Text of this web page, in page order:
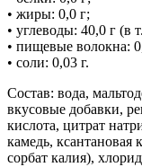
• жиры: 0,0 г;
• углеводы: 40,0 г (в
• пищевые волокна:
• соли: 0,03 г.
Состав: вода,
вкусовые добавки,
кислота, цитрат
камедь, ксантановая
сорбат калия),